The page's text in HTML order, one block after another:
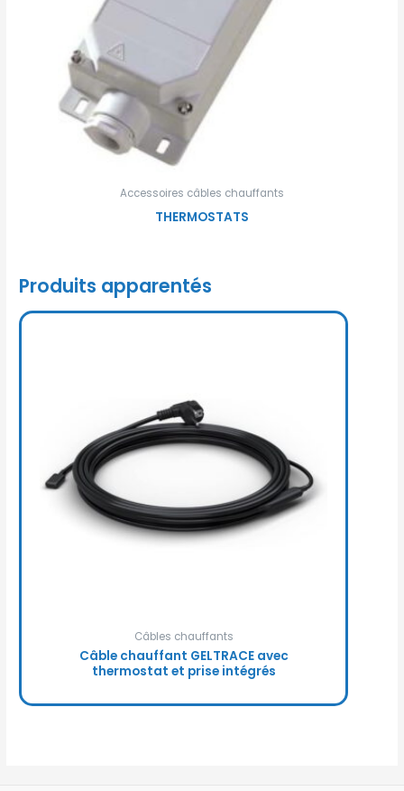
Accessoires câbles chauffants
THERMOSTATS
Produits apparentés
Câbles chauffants
Câble chauffant GELTRACE avec
thermostat et prise intégrés